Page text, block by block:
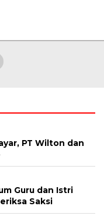
PT Wilton dan
Guru dan Istri
Saksi